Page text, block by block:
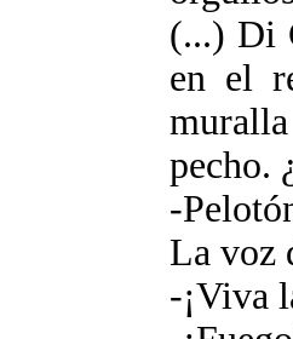
(...) Di
en el
pecho.
-
La voz
-¡Viva